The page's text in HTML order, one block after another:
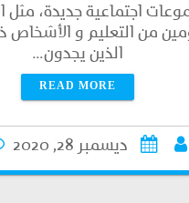
اجتماعية جديدة، مثل
من التعليم و الأشخاص
الذين يجدون…
READ MORE
ديسمبر 28, 2020